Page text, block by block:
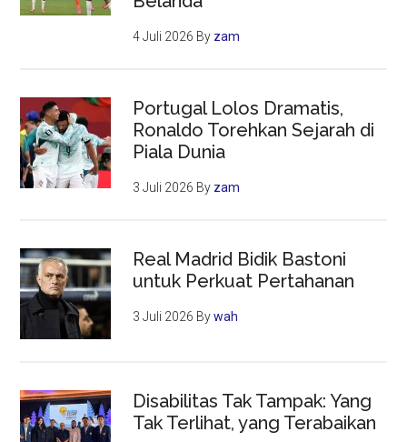
4 Juli 2026 By zam
Portugal Lolos Dramatis,
Ronaldo Torehkan Sejarah di
Piala Dunia
3 Juli 2026 By zam
Real Madrid Bidik Bastoni
untuk Perkuat Pertahanan
3 Juli 2026 Bywah
Disabilitas Tak Tampak: Yang
Tak Terlihat, yang Terabaikan